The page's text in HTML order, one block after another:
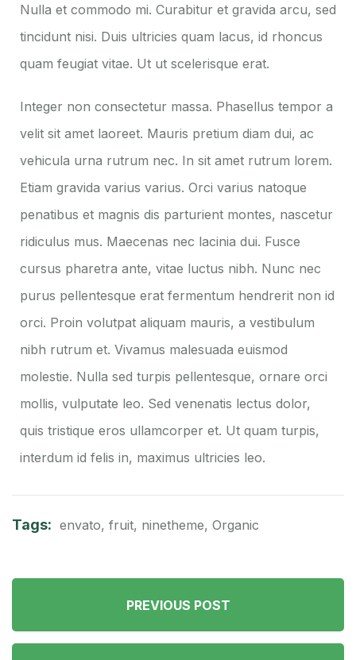
Nulla et commodo mi. Curabitur et gravida arcu, sed
tincidunt nisi. Duis ultricies quam lacus, id rhoncus
quam feugiat vitae. Ut ut scelerisque erat.
Integer non consectetur massa. Phasellus tempor a
velit sit amet laoreet. Mauris pretium diam dui, ac
vehicula urna rutrum nec. In sit amet rutrum lorem.
Etiam gravida varius varius. Orci varius natoque
penatibus et magnis dis parturient montes, nascetur
ridiculus mus. Maecenas nec lacinia dui. Fusce
cursus pharetra ante, vitae luctus nibh. Nunc nec
purus pellentesque erat fermentum hendrerit non id
orci. Proin volutpat aliquam mauris, a vestibulum
nibh rutrum et. Vivamus malesuada euismod
molestie. Nulla sed turpis pellentesque, ornare orci
mollis, vulputate leo. Sed venenatis lectus dolor,
quis tristique eros ullamcorper et. Ut quam turpis,
interdum id felis in, maximus ultricies leo.
Tags: envato, fruit, ninetheme, Organic
PREVIOUS POST